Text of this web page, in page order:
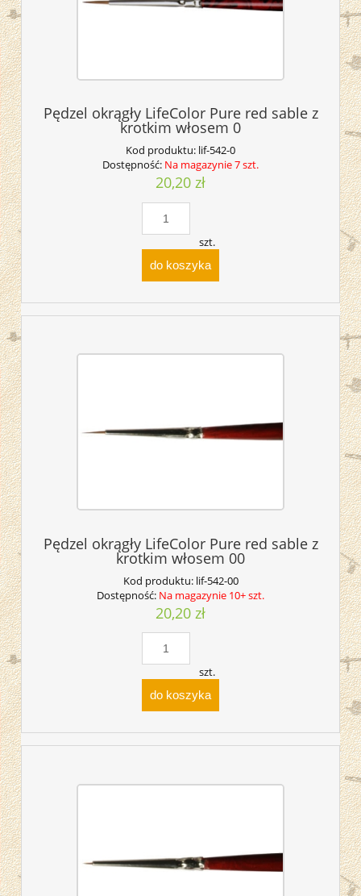
Pędzel okrągły LifeColor Pure red sable z
krotkim włosem 0
Kod produktu: lif-542-0
Dostępność: Na magazynie 7 szt.
20,20 zł
szt.
do koszyka
Pędzel okrągły LifeColor Pure red sable z
krotkim włosem 00
Kod produktu: lif-542-00
Dostępność: Na magazynie 10+ szt.
20,20 zł
szt.
do koszyka